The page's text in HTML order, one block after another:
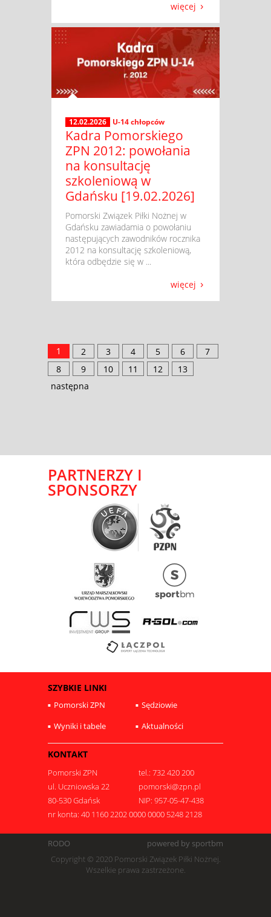
więcej
12.02.2026 U-14 chłopców
Kadra Pomorskiego
ZPN 2012: powołania
na konsultację
szkoleniową w
Gdańsku [19.02.2026]
​ Pomorski Związek Piłki Nożnej w
Gdańsku zawiadamia o powołaniu
następujących zawodników rocznika
2012 na konsultację szkoleniową,
która odbędzie się w ...
więcej
1 2 3 4 5 6
7
8
9 10 11 12
13
następna
PARTNERZY I
SPONSORZY
SZYBKIE LINKI
Pomorski ZPN
Sędziowie
Wyniki i tabele
Aktualności
KONTAKT
Pomorski ZPN
tel.: 732 420 200
ul. Uczniowska 22
pomorski@zpn.pl
80-530 Gdańsk
NIP: 957-05-47-438
nr konta: 40 1160 2202 0000 0000 5248 2128
RODO
powered by sportbm
Copyright © 2020 Pomorski Związek Piłki Nożnej.
Wszelkie prawa zastrzeżone.